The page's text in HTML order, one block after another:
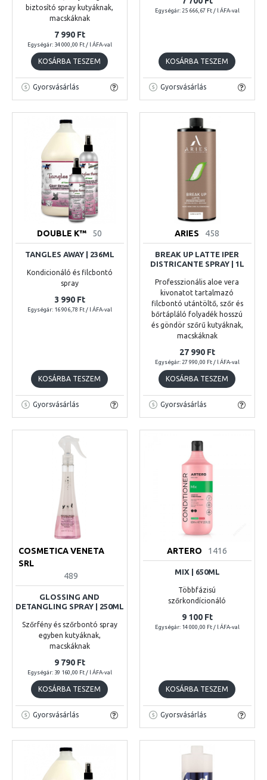
biztosító spray kutyáknak,
macskáknak
7 990 Ft
Egységár: 34 000,00 Ft / l ÁFA-val
KOSÁRBA TESZEM
Gyorsvásárlás
Egységár: 25 666,67 Ft / l ÁFA-val
KOSÁRBA TESZEM
Gyorsvásárlás
DOUBLE K™ 50
TANGLES AWAY | 236ML
Kondicionáló és filcbontó
spray
3 990 Ft
Egységár: 16 906,78 Ft / l ÁFA-val
KOSÁRBA TESZEM
Gyorsvásárlás
ARIES 458
BREAK UP LATTE IPER
DISTRICANTE SPRAY | 1L
Professzionális aloe vera
kivonatot tartalmazó
filcbontó utántöltő, szőr és
bőrtápláló folyadék hosszú
és göndör szőrű kutyáknak,
macskáknak
27 990 Ft
Egységár: 27 990,00 Ft / l ÁFA-val
KOSÁRBA TESZEM
Gyorsvásárlás
COSMETICA VENETA
SRL
489
GLOSSING AND
DETANGLING SPRAY | 250ML
Szőrfény és szőrbontó spray
egyben kutyáknak,
macskáknak
9 790 Ft
Egységár: 39 160,00 Ft / l ÁFA-val
KOSÁRBA TESZEM
Gyorsvásárlás
ARTERO 1416
MIX | 650ML
Többfázisú
szőrkondícionáló
9 100 Ft
Egységár: 14 000,00 Ft / l ÁFA-val
KOSÁRBA TESZEM
Gyorsvásárlás